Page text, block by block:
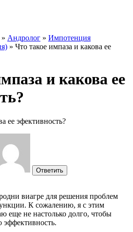
» Андролог » Импотенция
» Что такое импаза и какова ее
и какова ее
ее эфективность?
Ответить
виагре для решения проблем
К сожалению, я с этим
еще не настолько долго, чтобы
эффективность.